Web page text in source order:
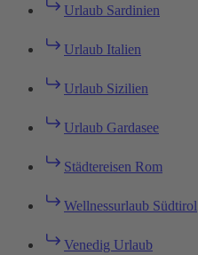
Urlaub Sardinien
Urlaub Italien
Urlaub Sizilien
Urlaub Gardasee
Städtereisen Rom
Wellnessurlaub Südtirol
Venedig Urlaub